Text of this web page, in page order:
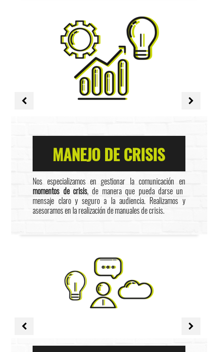
MANEJO DE CRISIS
Nos especializamos en gestionar la comunicación en
momentos de crisis, de manera que pueda darse un
mensaje claro y seguro a la audiencia. Realizamos y
asesoramos en la realización de manuales de crisis.